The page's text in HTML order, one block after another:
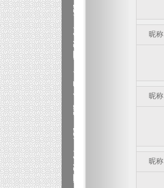
昵称
昵称
昵称